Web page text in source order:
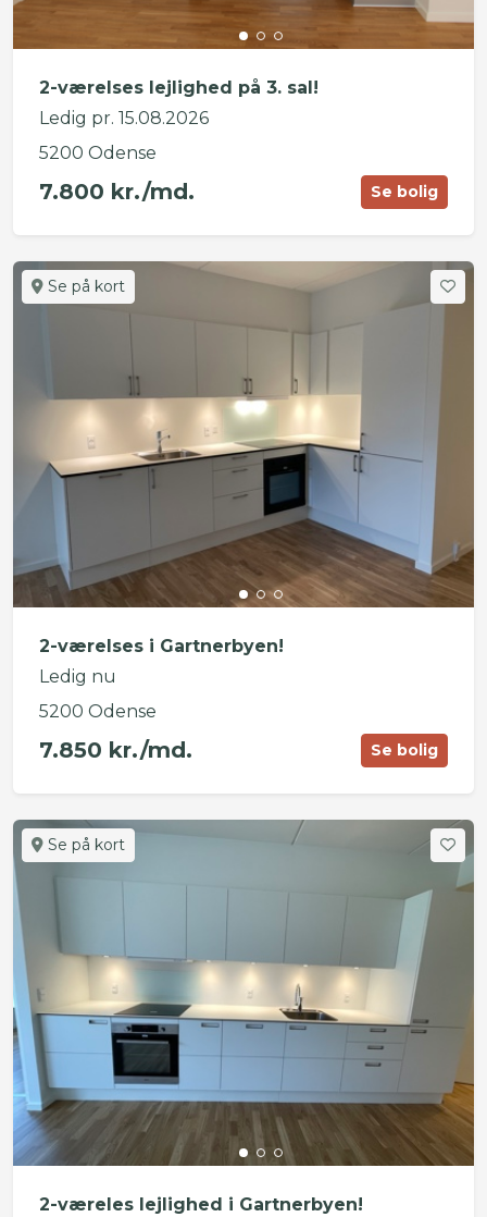
2-værelses lejlighed på 3. sal!
Ledig pr. 15.08.2026
5200 Odense
7.800 kr./md. Se bolig
Se på kort
2-værelses i Gartnerbyen!
Ledig nu
5200 Odense
7.850 kr./md. Se bolig
Se på kort
2-væreles lejlighed i Gartnerbyen!